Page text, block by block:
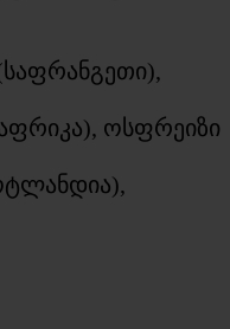
ოსფრეიზი